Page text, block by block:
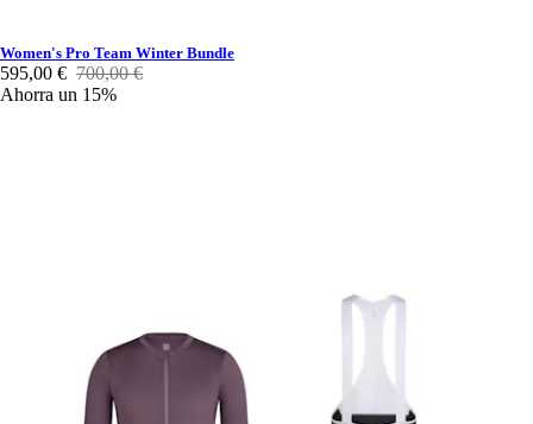
Women's Pro Team Winter Bundle
595,00 € 700,00 €
Ahorra un 15%